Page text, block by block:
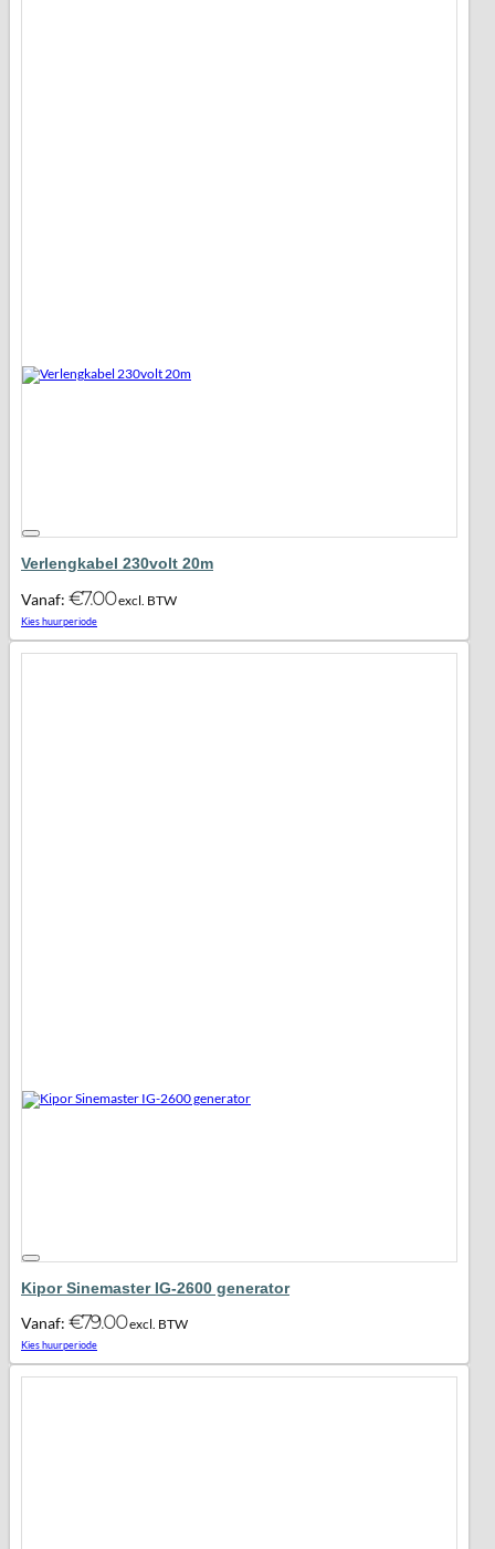
Verlengkabel 230volt 20m
Vanaf: €7.00excl. BTW
Kies huurperiode
Kipor Sinemaster IG-2600 generator
Vanaf: €79.00excl. BTW
Kies huurperiode